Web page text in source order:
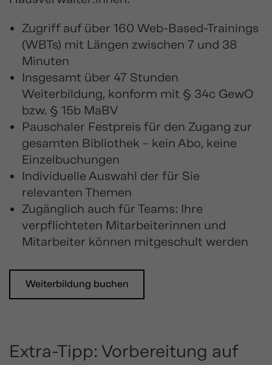
Zugriff auf über 160 Web-Based-Trainings
(WBTs) mit Längen zwischen 7 und 38
Minuten
Insgesamt über 47 Stunden
Weiterbildung, konform mit § 34c GewO
bzw. § 15b MaBV
Pauschaler Festpreis für den Zugang zur
gesamten Bibliothek – kein Abo, keine
Einzelbuchungen
Individuelle Auswahl der für Sie
relevanten Themen
Zugänglich auch für Teams: Ihre
verpflichteten Mitarbeiterinnen und
Mitarbeiter können mitgeschult werden
Weiterbildung buchen
Extra-Tipp: Vorbereitung auf